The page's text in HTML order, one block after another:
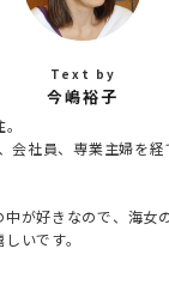
今嶋裕子
会社員、専業主婦を経
中が好きなので、海女
いです。